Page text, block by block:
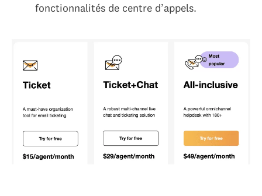
fonctionnalités de centre d’appels.